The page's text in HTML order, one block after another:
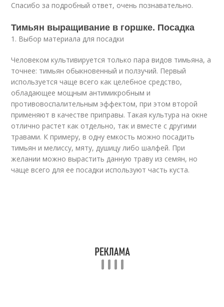
Спасибо за подробный ответ, очень познавательно.
Тимьян выращивание в горшке. Посадка
1. Выбор материала для посадки
Человеком культивируется только пара видов тимьяна, а
точнее: тимьян обыкновенный и ползучий. Первый
используется чаще всего как целебное средство,
обладающее мощным антимикробным и
противовоспалительным эффектом, при этом второй
применяют в качестве приправы. Такая культура на окне
отлично растет как отдельно, так и вместе с другими
травами. К примеру, в одну емкость можно посадить
тимьян и мелиссу, мяту, душицу либо шалфей. При
желании можно вырастить данную траву из семян, но
чаще всего для ее посадки используют часть куста.